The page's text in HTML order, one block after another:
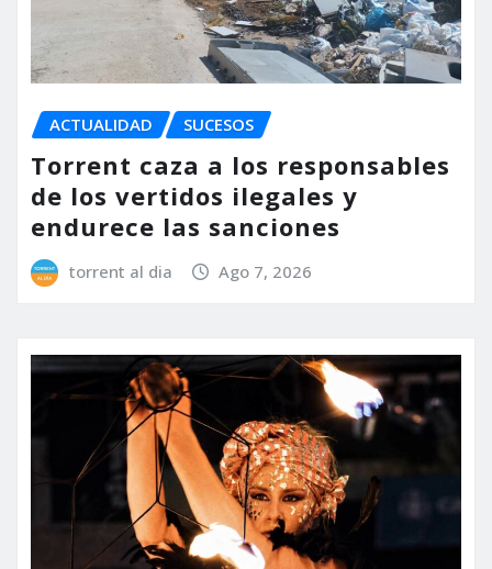
ACTUALIDAD SUCESOS
Torrent caza a los responsables
de los vertidos ilegales y
endurece las sanciones
torrent al dia Ago 7, 2026